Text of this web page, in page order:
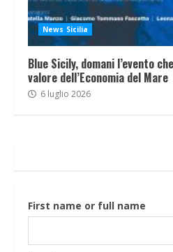
News Sicilia
Blue Sicily, domani l’evento
valore dell’Economia del Mare
6 luglio 2026
First name or full name